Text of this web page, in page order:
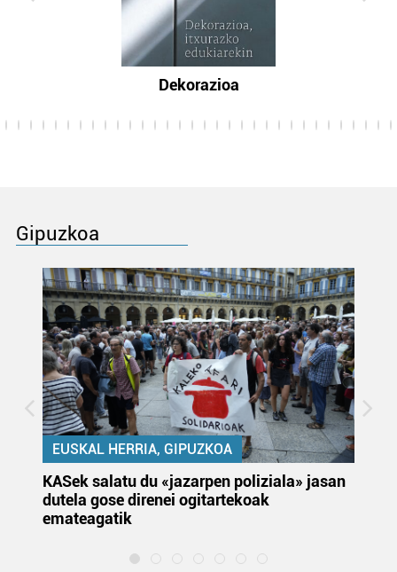
Dekorazioa
Gipuzkoa
EUSKAL HERRIA, GIPUZKOA
KASek salatu du «jazarpen poliziala» jasan
dutela gose direnei ogitartekoak
emateagatik